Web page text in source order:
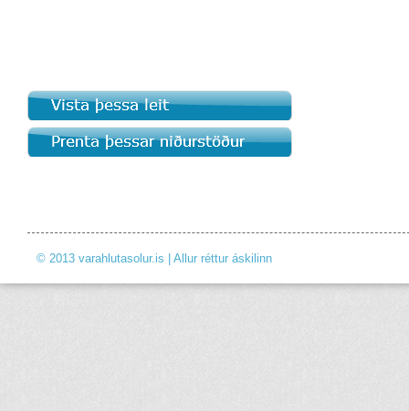
© 2013 varahlutasolur.is | Allur réttur áskilinn